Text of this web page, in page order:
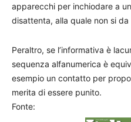
apparecchi per inchiodare a
disattenta, alla quale non si
Peraltro, se l’informativa è
sequenza alfanumerica è
esempio un contatto per
merita di essere punito.
Fonte: